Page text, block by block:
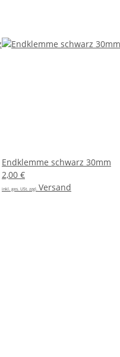
Endklemme schwarz 30mm
2,00 €
inkl. ges. USt. zzgl. Versand